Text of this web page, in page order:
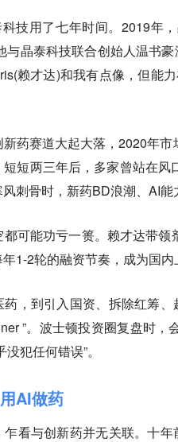
技用了七年时间。2019年
与晶泰科技联合创始人温书
赖才达)和我有点像，但能
药赛道大起大落，2020年
短两三年后，多家曾站在
刺骨时，新药BD浪潮、AI能
可能功亏一篑。赖才达带
1-2轮的融资节奏，成为国内
，到引入国资、拆除红筹
”。波士顿投资圈复盘时
犯任何错误”。
AI做药
看与创新药并无关联。十